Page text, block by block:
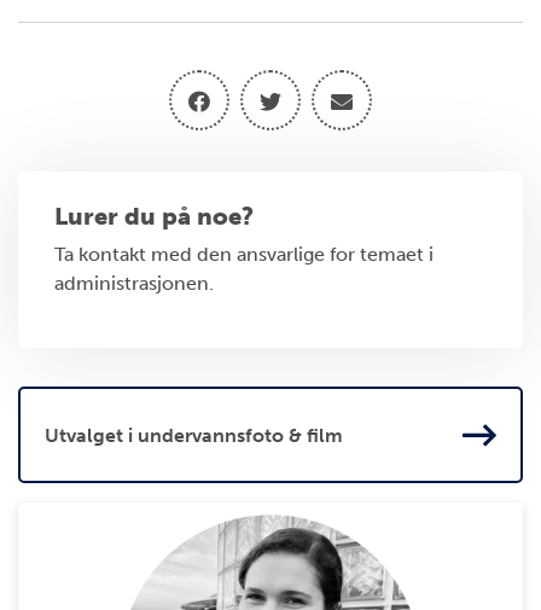
Lurer du på noe?
Ta kontakt med den ansvarlige for temaet i
administrasjonen.
Utvalget i undervannsfoto & film